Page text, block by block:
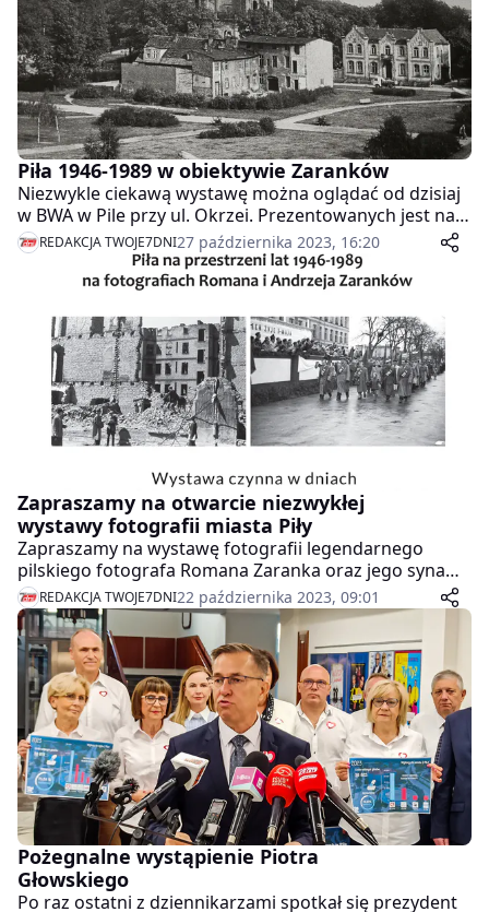
Piła 1946-1989 w obiektywie Zaranków
Niezwykle ciekawą wystawę można oglądać od dzisiaj
w BWA w Pile przy ul. Okrzei. Prezentowanych jest na
niej 300 fotografii z kolekcji Romana i Andrzeja
Zaranków. Koniecznie musicie się na nią wybrać.
REDAKCJA TWOJE7DNI27 października 2023, 16:20
Zapraszamy na otwarcie niezwykłej
wystawy fotografii miasta Piły
Zapraszamy na wystawę fotografii legendarnego
pilskiego fotografa Romana Zaranka oraz jego syna
Andrzeja Zaranka. Na wystawie w pilskim BWA znajdzie
się ponad 300 fotografii.
REDAKCJA TWOJE7DNI22 października 2023, 09:01
Pożegnalne wystąpienie Piotra
Głowskiego
Po raz ostatni z dziennikarzami spotkał się prezydent